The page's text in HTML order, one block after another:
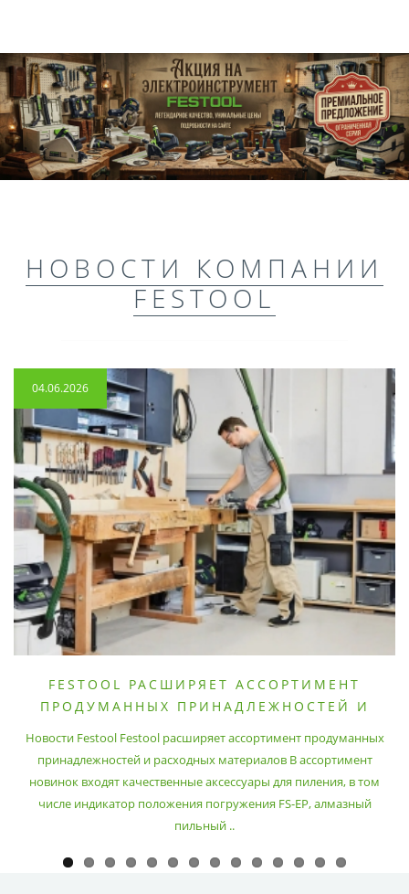
НОВОСТИ КОМПАНИИ
FESTOOL
04.06.2026
FESTOOL РАСШИРЯЕТ АССОРТИМЕНТ
ПРОДУМАННЫХ ПРИНАДЛЕЖНОСТЕЙ И
Новости Festool Festool расширяет ассортимент продуманных
принадлежностей и расходных материалов В ассортимент
новинок входят качественные аксессуары для пиления, в том
числе индикатор положения погружения FS-EP, алмазный
пильный ..